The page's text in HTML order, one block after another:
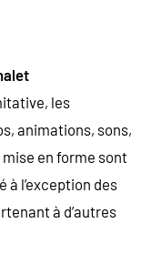
les
animations, sons,
en forme sont
à l’exception des
à d’autres